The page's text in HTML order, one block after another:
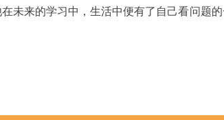
未来的学习中，生活中便有了自己看问题